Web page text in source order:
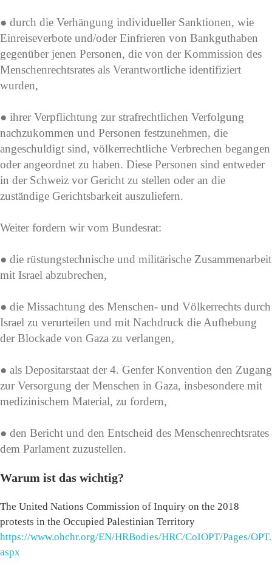
● durch die Verhängung individueller Sanktionen, wie
Einreiseverbote und/oder Einfrieren von Bankguthaben
gegenüber jenen Personen, die von der Kommission des
Menschenrechtsrates als Verantwortliche identifiziert
wurden,
● ihrer Verpflichtung zur strafrechtlichen Verfolgung
nachzukommen und Personen festzunehmen, die
angeschuldigt sind, völkerrechtliche Verbrechen begangen
oder angeordnet zu haben. Diese Personen sind entweder
in der Schweiz vor Gericht zu stellen oder an die
zuständige Gerichtsbarkeit auszuliefern.
Weiter fordern wir vom Bundesrat:
● die rüstungstechnische und militärische Zusammenarbeit
mit Israel abzubrechen,
● die Missachtung des Menschen- und Völkerrechts durch
Israel zu verurteilen und mit Nachdruck die Aufhebung
der Blockade von Gaza zu verlangen,
● als Depositarstaat der 4. Genfer Konvention den Zugang
zur Versorgung der Menschen in Gaza, insbesondere mit
medizinischem Material, zu fordern,
● den Bericht und den Entscheid des Menschenrechtsrates
dem Parlament zuzustellen.
Warum ist das wichtig?
The United Nations Commission of Inquiry on the 2018
protests in the Occupied Palestinian Territory
https://www.ohchr.org/EN/HRBodies/HRC/CoIOPT/Pages/OPT.
aspx